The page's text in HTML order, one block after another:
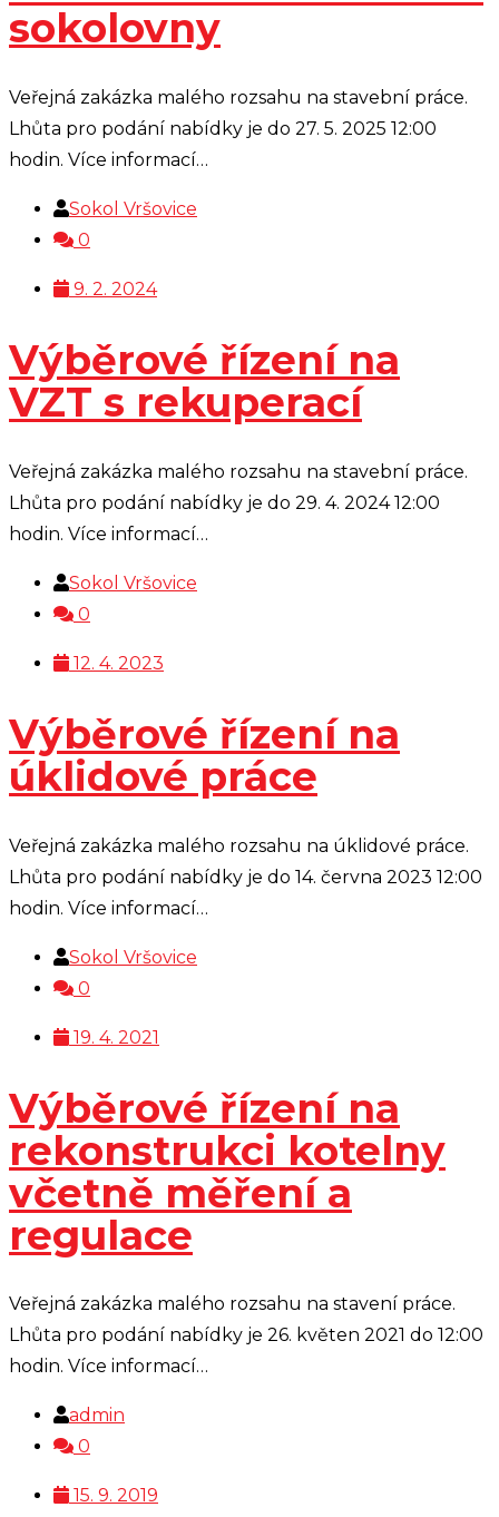
sokolovny
Veřejná zakázka malého rozsahu na stavební práce.
Lhůta pro podání nabídky je do 27. 5. 2025 12:00
hodin. Více informací…
Sokol Vršovice
0
9. 2. 2024
Výběrové řízení na
VZT s rekuperací
Veřejná zakázka malého rozsahu na stavební práce.
Lhůta pro podání nabídky je do 29. 4. 2024 12:00
hodin. Více informací…
Sokol Vršovice
0
12. 4. 2023
Výběrové řízení na
úklidové práce
Veřejná zakázka malého rozsahu na úklidové práce.
Lhůta pro podání nabídky je do 14. června 2023 12:00
hodin. Více informací…
Sokol Vršovice
0
19. 4. 2021
Výběrové řízení na
rekonstrukci kotelny
včetně měření a
regulace
Veřejná zakázka malého rozsahu na stavení práce.
Lhůta pro podání nabídky je 26. květen 2021 do 12:00
hodin. Více informací…
admin
0
15. 9. 2019